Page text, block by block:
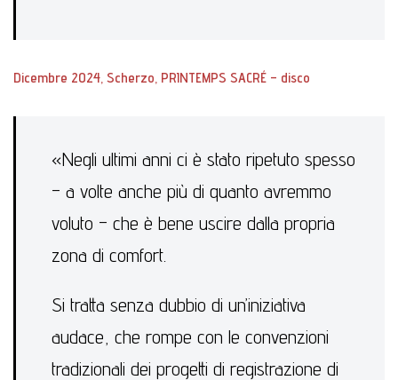
Dicembre 2024, Scherzo, PRINTEMPS SACRÉ – disco
«Negli ultimi anni ci è stato ripetuto spesso
– a volte anche più di quanto avremmo
voluto – che è bene uscire dalla propria
zona di comfort.
Si tratta senza dubbio di un’iniziativa
audace, che rompe con le convenzioni
tradizionali dei progetti di registrazione di